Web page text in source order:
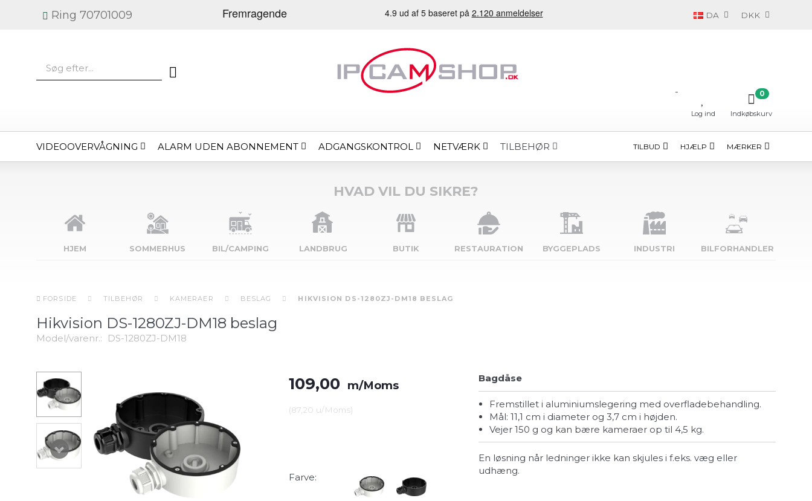
DA DKK
Ring 70701009
-
Log ind Indkøbskurv
0
VIDEOOVERVÅGNING ALARM UDEN ABONNEMENT ADGANGSKONTROL NETVÆRK TILBEHØR TILBUD HJÆLP MÆRKER
HVAD VIL DU SIKRE?
HJEM SOMMERHUS BIL/CAMPING LANDBRUG BUTIK RESTAURATION BYGGE­PLADS INDUSTRI BILFORHANDLER
FORSIDE TILBEHØR KAMERAER BESLAG HIKVISION DS-1280ZJ-DM18 BESLAG
Hikvision DS-1280ZJ-DM18 beslag
Model/varenr.: DS-1280ZJ-DM18
109,00 m/Moms
(87,20 u/Moms)
Farve:
Bagdåse
Fremstillet i aluminiumslegering med overfladebehandling.
Mål: 11,1 cm i diameter og 3,7 cm i højden.
Vejer 150 g og kan bære kameraer op til 4,5 kg.
En løsning når ledninger ikke kan skjules i f.eks. væg eller
udhæng.